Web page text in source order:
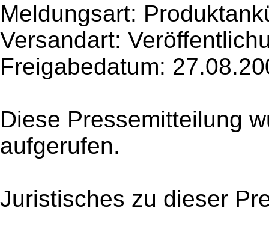
Meldungsart:
Versandart:
Freigabedatum:
Diese Pressemitteilung
aufgerufen.
Juristisches zu dieser